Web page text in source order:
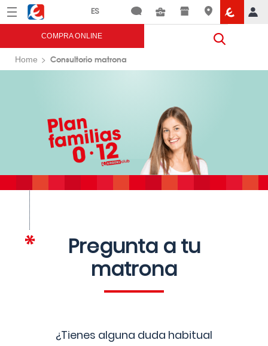
Menú Eroski
COMPRA ONLINE
Home Consultorio matrona
Pregunta a tu
matrona
¿Tienes alguna duda habitual